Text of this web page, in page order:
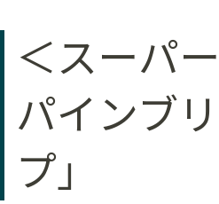
＜スーパ
パインブ
プ」